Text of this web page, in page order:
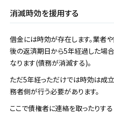
消滅時効を援用する
借金には時効が存在します。業者
後の返済期日から5年経過した場
なります(債務が消滅する)。
ただ5年経っただけでは時効は成
務者側が行う必要があります。
ここで債権者に連絡を取ったりす